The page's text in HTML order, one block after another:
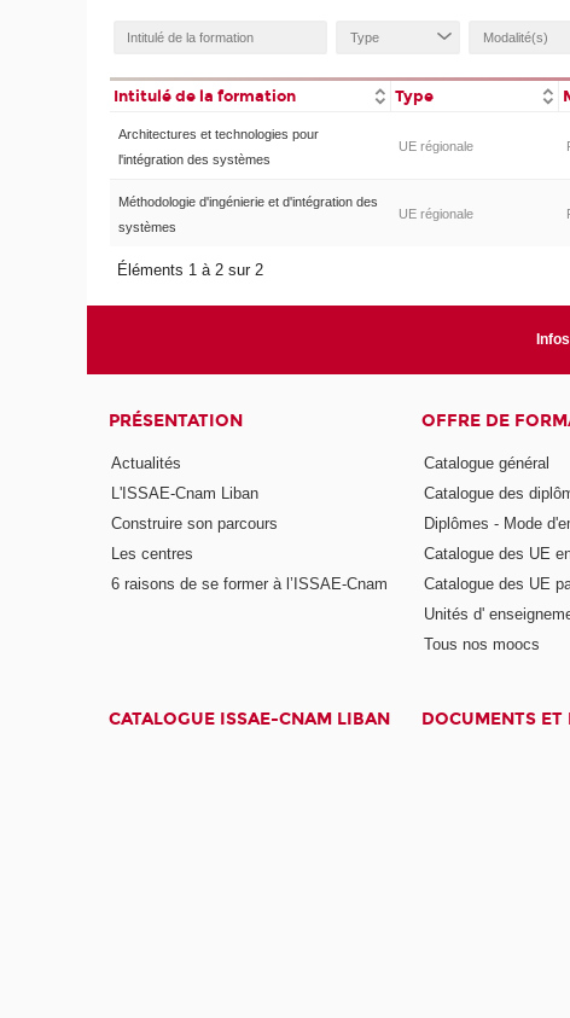
Intitulé de la formation Type
Architectures et technologies pour
l'intégration des systèmes
UE régionale
Méthodologie d'ingénierie et d'intégration des
systèmes
UE régionale
Éléments 1 à 2 sur 2
PRÉSENTATION
Actualités
L'ISSAE-Cnam Liban
Construire son parcours
Les centres
6 raisons de se former à l’ISSAE-Cnam
OFFRE DE
Catalogue général
Catalogue des
Diplômes - Mode
Catalogue des UE
Catalogue des UE
Unités d'
Tous nos moocs
CATALOGUE ISSAE-CNAM LIBAN DOCUMENTS ET